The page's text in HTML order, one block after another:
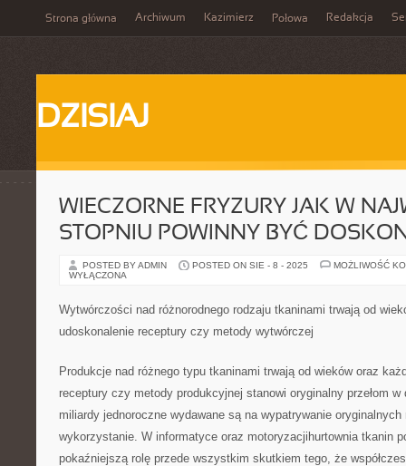
Strona główna Archiwum Kazimierz Połowa Redakcja
DZISIAJ
WIECZORNE FRYZURY JAK W
STOPNIU POWINNY BYĆ
POSTED BY ADMIN POSTED ON SIE - 8 - 2025
MOŻLIWOŚĆ
WYŁĄCZONA
Wytwórczości nad różnorodnego rodzaju tkaninami trwają od
udoskonalenie receptury czy metody wytwórczej
Produkcje nad różnego typu tkaninami trwają od wieków oraz
receptury czy metody produkcyjnej stanowi oryginalny przełom
miliardy jednoroczne wydawane są na wypatrywanie oryginalnych
wykorzystanie. W informatyce oraz motoryzacjihurtownia tkanin
pokaźniejszą rolę przede wszystkim skutkiem tego, że